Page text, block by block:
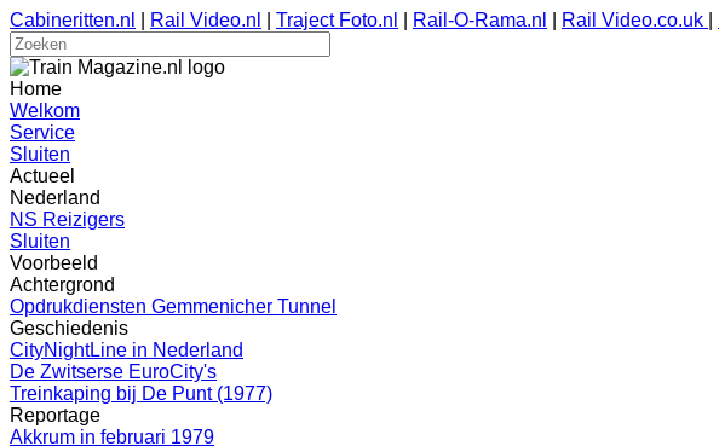
Cabineritten.nl Rail Video.nl Traject Foto.nl Rail-O-Rama.nl Rail Video.co.uk
Home
Welkom
Service
Sluiten
Actueel
Nederland
NS Reizigers
Sluiten
Voorbeeld
Achtergrond
Opdrukdiensten Gemmenicher Tunnel
Geschiedenis
CityNightLine in Nederland
De Zwitserse EuroCity's
Treinkaping bij De Punt (1977)
Reportage
Akkrum in februari 1979